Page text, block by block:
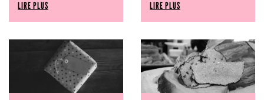
LIRE PLUS LIRE PLUS